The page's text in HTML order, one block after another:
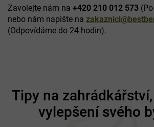
Zavolejte nám na +420 210 012 573
nebo nám napište na
(Odpovídáme do 24 hodin).
Tipy na
vylepšení svého